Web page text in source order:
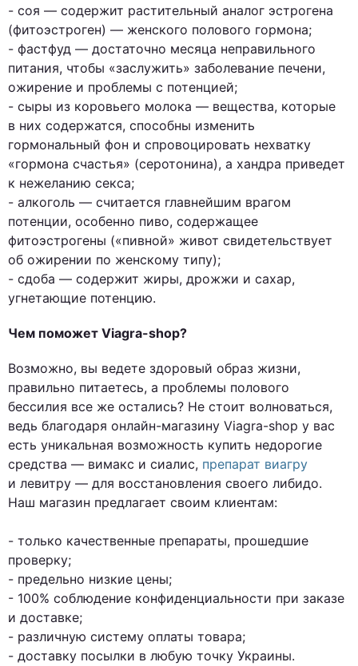
- соя — содержит растительный аналог эстрогена
(фитоэстроген) — женского полового гормона;
- фастфуд — достаточно месяца неправильного
питания, чтобы «заслужить» заболевание печени,
ожирение и проблемы с потенцией;
- сыры из коровьего молока — вещества, которые
в них содержатся, способны изменить
гормональный фон и спровоцировать нехватку
«гормона счастья» (серотонина), а хандра приведет
к нежеланию секса;
- алкоголь — считается главнейшим врагом
потенции, особенно пиво, содержащее
фитоэстрогены («пивной» живот свидетельствует
об ожирении по женскому типу);
- сдоба — содержит жиры, дрожжи и сахар,
угнетающие потенцию.
Чем поможет Viagra-shop?
Возможно, вы ведете здоровый образ жизни,
правильно питаетесь, а проблемы полового
бессилия все же остались? Не стоит волноваться,
ведь благодаря онлайн-магазину Viagra-shop у вас
есть уникальная возможность купить недорогие
средства — вимакс и сиалис, препарат виагру
и левитру — для восстановления своего либидо.
Наш магазин предлагает своим клиентам:
- только качественные препараты, прошедшие
проверку;
- предельно низкие цены;
- 100% соблюдение конфиденциальности при заказе
и доставке;
- различную систему оплаты товара;
- доставку посылки в любую точку Украины.